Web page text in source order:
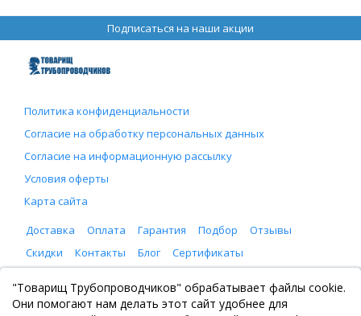
Подписаться на наши акции
Политика конфиденциальности
Согласие на обработку персональных данных
Согласие на информационную рассылку
Условия оферты
Карта сайта
Доставка
Оплата Гарантия Подбор
Отзывы
Скидки
Контакты Блог Сертификаты
ООО "Товарищ Трубопроводчиков"
Москва, Рязанский проспект 8, с. 2
"Товарищ Трубопроводчиков" обрабатывает файлы cookie.
Они помогают нам делать этот сайт удобнее для